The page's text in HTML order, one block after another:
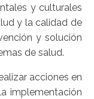
y culturales
y la calidad de
y solución
de salud.
acciones en
implementación